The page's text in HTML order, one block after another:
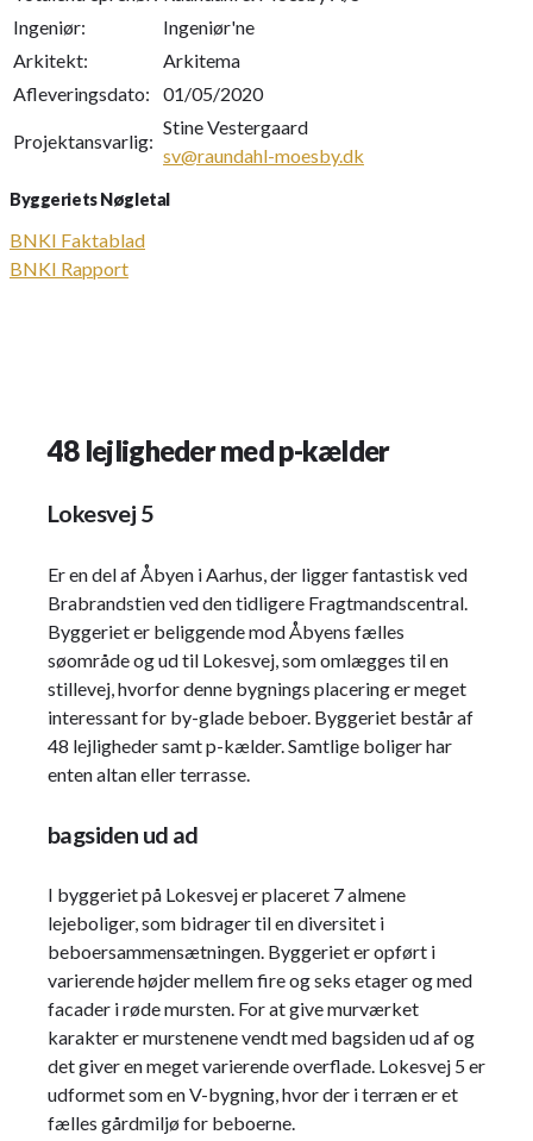
Ingeniør:
Ingeniør'ne
Arkitekt:
Arkitema
Afleveringsdato:
01/05/2020
Projektansvarlig:
Stine Vestergaard
sv@raundahl-moesby.dk
Byggeriets Nøgletal
BNKI Faktablad
BNKI Rapport
48 lejligheder med p-kælder
Lokesvej 5
Er en del af Åbyen i Aarhus, der ligger fantastisk ved
Brabrandstien ved den tidligere Fragtmandscentral.
Byggeriet er beliggende mod Åbyens fælles
søområde og ud til Lokesvej, som omlægges til en
stillevej, hvorfor denne bygnings placering er meget
interessant for by-glade beboer. Byggeriet består af
48 lejligheder samt p-kælder. Samtlige boliger har
enten altan eller terrasse.
bagsiden ud ad
I byggeriet på Lokesvej er placeret 7 almene
lejeboliger, som bidrager til en diversitet i
beboersammensætningen. Byggeriet er opført i
varierende højder mellem fire og seks etager og med
facader i røde mursten. For at give murværket
karakter er murstenene vendt med bagsiden ud af og
det giver en meget varierende overflade. Lokesvej 5 er
udformet som en V-bygning, hvor der i terræn er et
fælles gårdmiljø for beboerne.